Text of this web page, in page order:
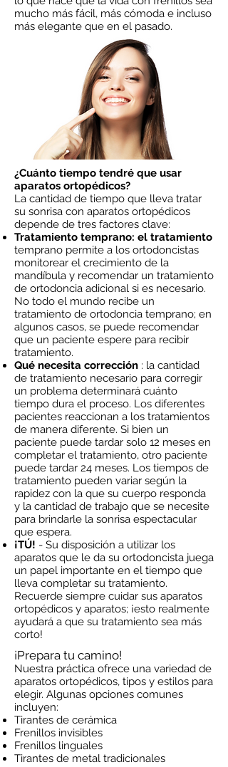
mucho más fácil, más cómoda e incluso
más elegante que en el pasado.
¿Cuánto tiempo tendré que usar
aparatos ortopédicos?
La cantidad de tiempo que lleva tratar
su sonrisa con aparatos ortopédicos
depende de tres factores clave:
Tratamiento temprano: el tratamiento
temprano permite a los ortodoncistas
monitorear el crecimiento de la
mandíbula y recomendar un tratamiento
de ortodoncia adicional si es necesario.
No todo el mundo recibe un
tratamiento de ortodoncia temprano; en
algunos casos, se puede recomendar
que un paciente espere para recibir
tratamiento.
Qué necesita corrección : la cantidad
de tratamiento necesario para corregir
un problema determinará cuánto
tiempo dura el proceso. Los diferentes
pacientes reaccionan a los tratamientos
de manera diferente. Si bien un
paciente puede tardar solo 12 meses en
completar el tratamiento, otro paciente
puede tardar 24 meses. Los tiempos de
tratamiento pueden variar según la
rapidez con la que su cuerpo responda
y la cantidad de trabajo que se necesite
para brindarle la sonrisa espectacular
que espera.
¡TÚ! - Su disposición a utilizar los
aparatos que le da su ortodoncista juega
un papel importante en el tiempo que
lleva completar su tratamiento.
Recuerde siempre cuidar sus aparatos
ortopédicos y aparatos; ¡esto realmente
ayudará a que su tratamiento sea más
corto!
¡Prepara tu camino!
Nuestra práctica ofrece una variedad de
aparatos ortopédicos, tipos y estilos para
elegir. Algunas opciones comunes
incluyen:
Tirantes de cerámica
Frenillos invisibles
Frenillos linguales
Tirantes de metal tradicionales